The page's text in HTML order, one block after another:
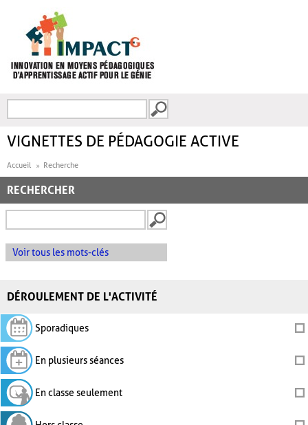
FORMULAIRE DE
VIGNETTES DE PÉDAGOGIE ACTIVE
Accueil Recherche
RECHERCHER
Voir tous les mots-clés
DÉROULEMENT DE L'ACTIVITÉ
Sporadiques
En plusieurs séances
En classe seulement